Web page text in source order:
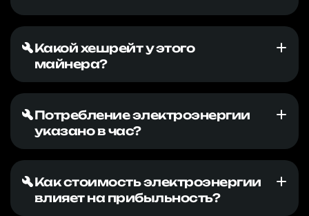
Какой хешрейт у этого
майнера?
Потребление электроэнергии
указано в час?
Как стоимость электроэнергии
влияет на прибыльность?